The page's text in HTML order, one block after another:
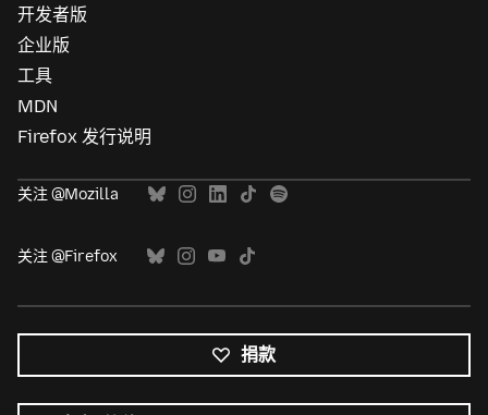
开发者版
企业版
工具
MDN
Firefox 发行说明
关注 @Mozilla
关注 @Firefox
捐款
有